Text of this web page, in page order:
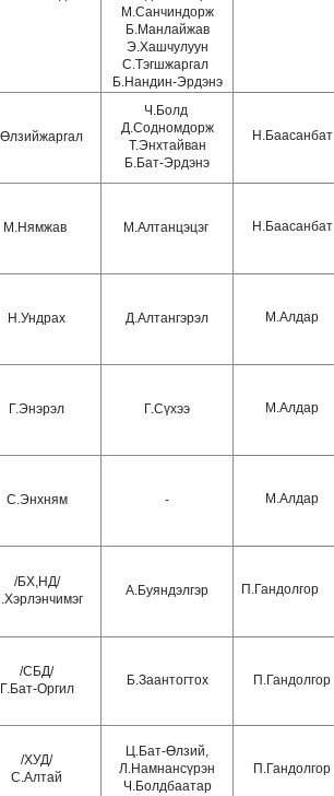
М.Санчиндорж
Б.Манлайжав
Э.Хашчулуун
С.Тэгшжаргал
Б.Нандин-Эрдэнэ
Ч.Болд
Д.Содномдорж
Т.Энхтайван
Б.Бат-Эрдэнэ
Н.Баасанбат
М.Нямжав М.Алтанцэцэг Н.Баасанбат
Н.Ундрах Д.Алтангэрэл М.Алдар
Г.Энэрэл Г.Сүхээ М.Алдар
С.Энхням - М.Алдар
/БХ,НД/
А.Буяндэлгэр П.Гандолгор
/СБД/
Г.Бат-Оргил
Б.Заантогтох П.Гандолгор
/ХУД/
С.Алтай
Ц.Бат-Өлзий,
Л.Намнансүрэн
Ч.Болдбаатар
П.Гандолгор